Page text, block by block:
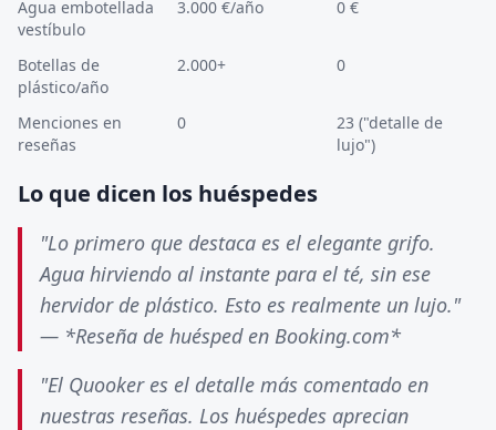
Agua embotellada
vestíbulo
3.000 €/año 0 €
Botellas de
plástico/año
2.000+ 0
Menciones en
reseñas
0
23 ("detalle de
lujo")
Lo que dicen los huéspedes
"Lo primero que destaca es el elegante grifo.
Agua hirviendo al instante para el té, sin ese
hervidor de plástico. Esto es realmente un lujo."
— *Reseña de huésped en Booking.com*
"El Quooker es el detalle más comentado en
nuestras reseñas. Los huéspedes aprecian